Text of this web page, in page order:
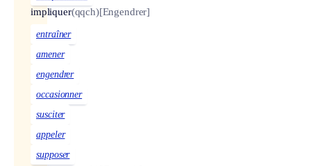
impliquer(qqch)[Engendrer]
entraîner
amener
engendrer
occasionner
susciter
appeler
supposer